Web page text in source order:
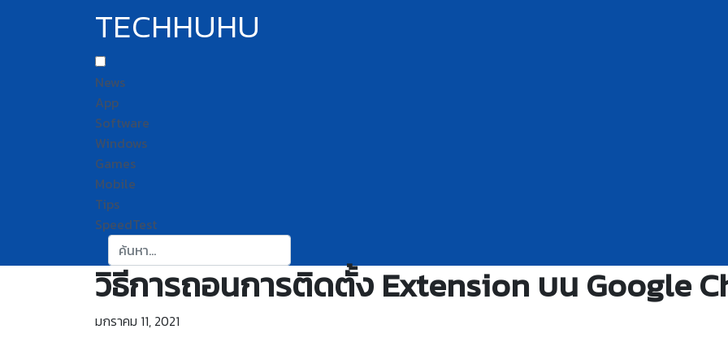
TECHHUHU
News
App
Software
Windows
Games
Mobile
Tips
SpeedTest
ค้นหา:
วิธีการถอนการติดตั้ง Extension บน Google
มกราคม 11, 2021